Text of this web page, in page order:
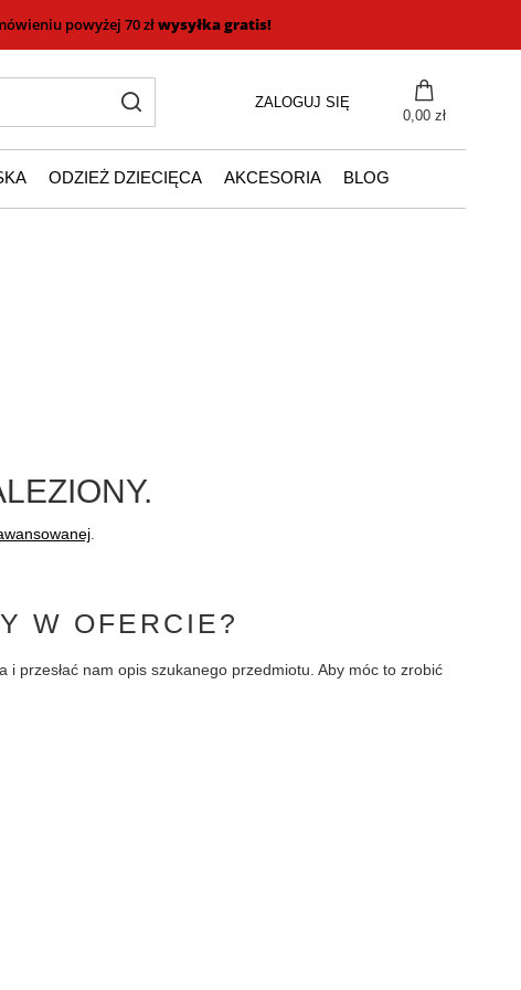
powyżej 70 złwysyłka gratis!
ZALOGUJ SIĘ
0,00 zł
ODZIEŻ DZIECIĘCA AKCESORIA BLOG
W OFERCIE?
przesłać nam opis szukanego przedmiotu. Aby móc to zrobić